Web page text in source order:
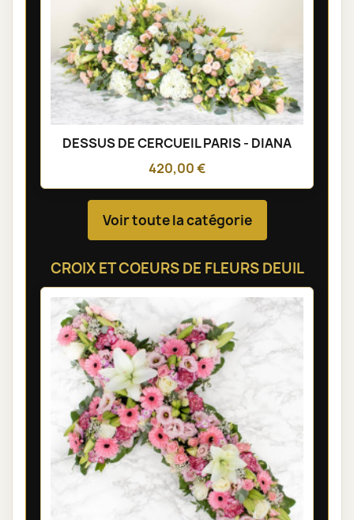
DESSUS DE CERCUEIL PARIS - DIANA
420,00 €
Voir toute la catégorie
CROIX ET COEURS DE FLEURS DEUIL